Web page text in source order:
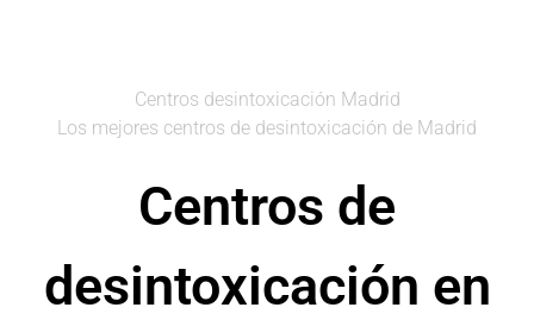
Centros desintoxicación Madrid
Los mejores centros de desintoxicación de Madrid
Centros de
desintoxicación en